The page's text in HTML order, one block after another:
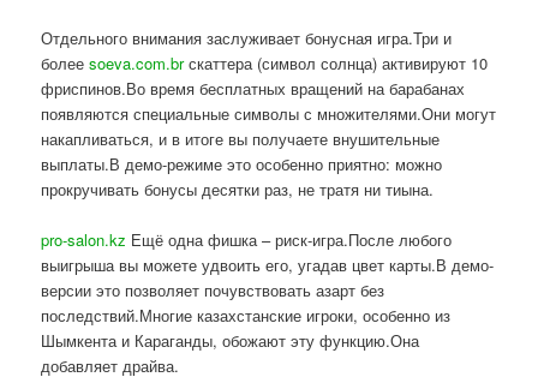
Отдельного внимания заслуживает бонусная игра.Три и
болееsoeva.com.brскаттера (символ солнца) активируют 10
фриспинов.Во время бесплатных вращений на барабанах
появляются специальные символы с множителями.Они могут
накапливаться, и в итоге вы получаете внушительные
выплаты.В демо-режиме это особенно приятно: можно
прокручивать бонусы десятки раз, не тратя ни тиына.
pro-salon.kz Ещё одна фишка – риск-игра.После любого
выигрыша вы можете удвоить его, угадав цвет карты.В демо-
версии это позволяет почувствовать азарт без
последствий.Многие казахстанские игроки, особенно из
Шымкента и Караганды, обожают эту функцию.Она
добавляет драйва.